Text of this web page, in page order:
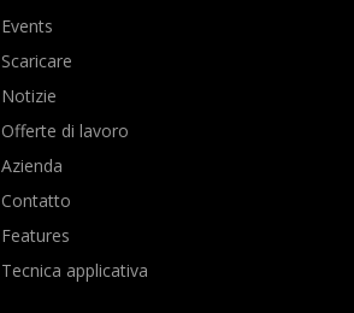
Events
Scaricare
Notizie
Offerte di lavoro
Azienda
Contatto
Features
Tecnica applicativa